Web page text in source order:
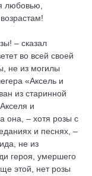
любовью,
– сказал
во всей своей
не из могилы
«Аксель и
из старинной
и
она, – хотя розы с
и песнях, –
не из
героя, умершего
этой, нет розы